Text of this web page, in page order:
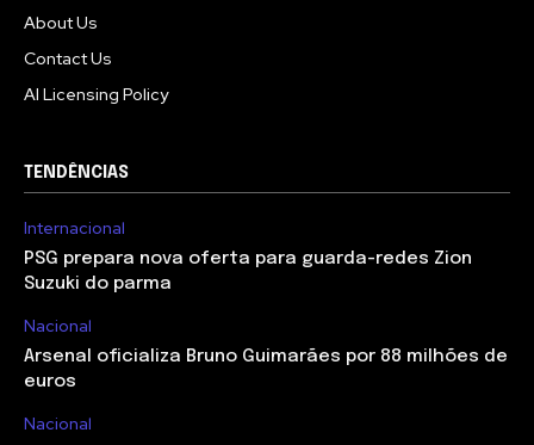
About Us
Contact Us
AI Licensing Policy
TENDÊNCIAS
Internacional
PSG prepara nova oferta para guarda-redes Zion
Suzuki do parma
Nacional
Arsenal oficializa Bruno Guimarães por 88 milhões de
euros
Nacional